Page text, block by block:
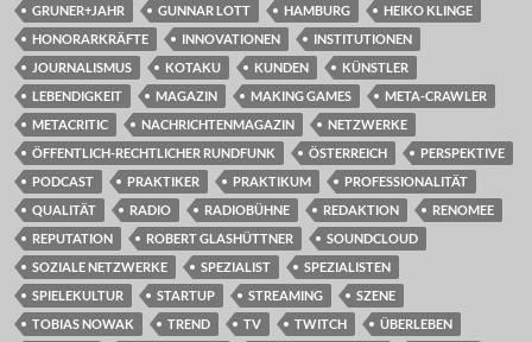
GRUNER+JAHR GUNNAR LOTT HAMBURG
HEIKO KLINGE
HONORARKRÄFTE
INNOVATIONEN
INSTITUTIONEN
JOURNALISMUS
KOTAKU KUNDEN
KÜNSTLER
LEBENDIGKEIT
MAGAZIN MAKING GAMES
META-CRAWLER
METACRITIC
NACHRICHTENMAGAZIN
NETZWERKE
ÖFFENTLICH-RECHTLICHER RUNDFUNK
ÖSTERREICH
PERSPEKTIVE
PODCAST
PRAKTIKER PRAKTIKUM
PROFESSIONALITÄT
QUALITÄT
RADIO RADIOBÜHNE REDAKTION
RENOMEE
REPUTATION
ROBERT GLASHÜTTNER
SOUNDCLOUD
SOZIALE NETZWERKE
SPEZIALIST
SPEZIALISTEN
SPIELEKULTUR
STARTUP STREAMING
SZENE
TOBIAS NOWAK
TREND TV TWITCH
ÜBERLEBEN